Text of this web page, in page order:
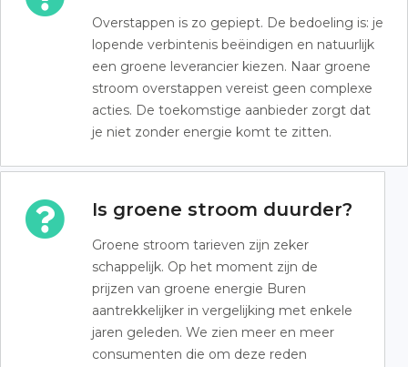
Overstappen is zo gepiept. De bedoeling is: je
lopende verbintenis beëindigen en natuurlijk
een groene leverancier kiezen. Naar groene
stroom overstappen vereist geen complexe
acties. De toekomstige aanbieder zorgt dat
je niet zonder energie komt te zitten.
Is groene stroom duurder?
Groene stroom tarieven zijn zeker
schappelijk. Op het moment zijn de
prijzen van groene energie Buren
aantrekkelijker in vergelijking met enkele
jaren geleden. We zien meer en meer
consumenten die om deze reden